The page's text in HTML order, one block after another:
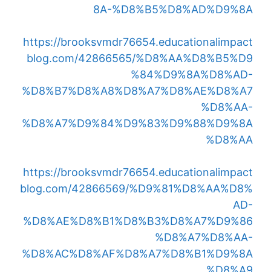
8A-%D8%B5%D8%AD%D9%8A
https://brooksvmdr76654.educationalimpact
blog.com/42866565/%D8%AA%D8%B5%D9
%84%D9%8A%D8%AD-
%D8%B7%D8%A8%D8%A7%D8%AE%D8%A7
%D8%AA-
%D8%A7%D9%84%D9%83%D9%88%D9%8A
%D8%AA
https://brooksvmdr76654.educationalimpact
blog.com/42866569/%D9%81%D8%AA%D8%
AD-
%D8%AE%D8%B1%D8%B3%D8%A7%D9%86
%D8%A7%D8%AA-
%D8%AC%D8%AF%D8%A7%D8%B1%D9%8A